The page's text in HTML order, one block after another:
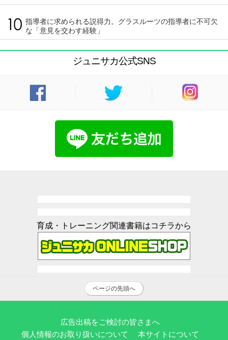
指導者に求められる説得力。グラスルーツの指導者に不可欠
な「意見を交わす経験」
ジュニサカ公式SNS
育成・トレーニング関連書籍はコチラから
ページの先頭へ
広告出稿をご検討の皆さまへ
個人情報のお取り扱いについて
本サイトについて